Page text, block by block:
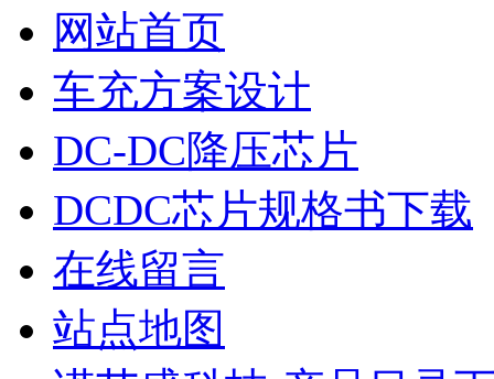
网站首页
车充方案设计
DC-DC降压芯片
DCDC芯片规格书下载
在线留言
站点地图